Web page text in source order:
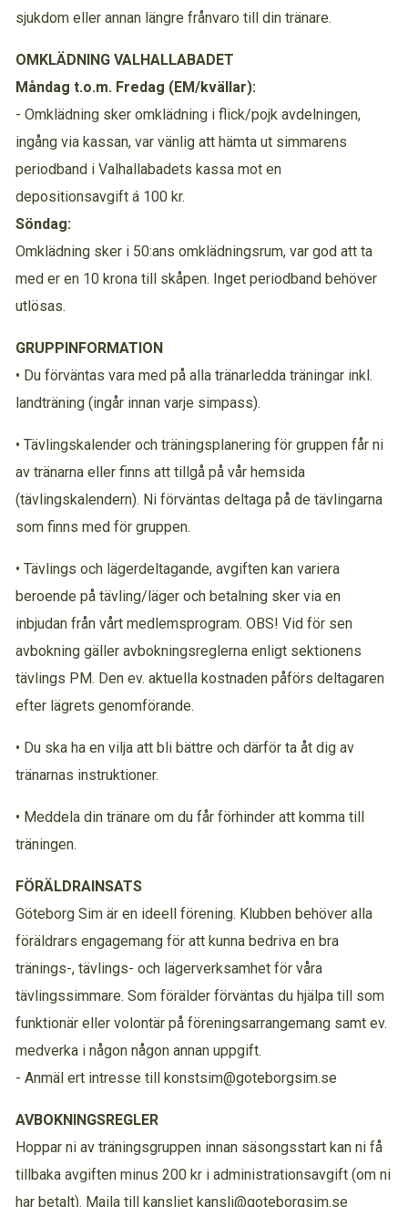
sjukdom eller annan längre frånvaro till din tränare.
OMKLÄDNING VALHALLABADET
Måndag t.o.m. Fredag (EM/kvällar):
- Omklädning sker omklädning i flick/pojk avdelningen,
ingång via kassan, var vänlig att hämta ut simmarens
periodband i Valhallabadets kassa mot en
depositionsavgift á 100 kr.
Söndag:
Omklädning sker i 50:ans omklädningsrum, var god att ta
med er en 10 krona till skåpen. Inget periodband behöver
utlösas.
GRUPPINFORMATION
• Du förväntas vara med på alla tränarledda träningar inkl.
landträning (ingår innan varje simpass).
• Tävlingskalender och träningsplanering för gruppen får ni
av tränarna eller finns att tillgå på vår hemsida
(tävlingskalendern). Ni förväntas deltaga på de tävlingarna
som finns med för gruppen.
• Tävlings och lägerdeltagande, avgiften kan variera
beroende på tävling/läger och betalning sker via en
inbjudan från vårt medlemsprogram. OBS! Vid för sen
avbokning gäller avbokningsreglerna enligt sektionens
tävlings PM. Den ev. aktuella kostnaden påförs deltagaren
efter lägrets genomförande.
• Du ska ha en vilja att bli bättre och därför ta åt dig av
tränarnas instruktioner.
• Meddela din tränare om du får förhinder att komma till
träningen.
FÖRÄLDRAINSATS
Göteborg Sim är en ideell förening. Klubben behöver alla
föräldrars engagemang för att kunna bedriva en bra
tränings-, tävlings- och lägerverksamhet för våra
tävlingssimmare. Som förälder förväntas du hjälpa till som
funktionär eller volontär på föreningsarrangemang samt ev.
medverka i någon någon annan uppgift.
- Anmäl ert intresse till konstsim@goteborgsim.se
AVBOKNINGSREGLER
Hoppar ni av träningsgruppen innan säsongsstart kan ni få
tillbaka avgiften minus 200 kr i administrationsavgift (om ni
har betalt). Maila till kansliet kansli@goteborgsim.se